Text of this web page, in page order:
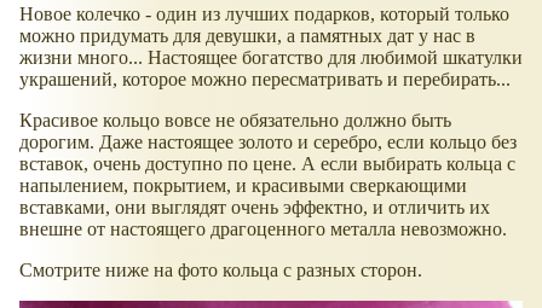
Новое колечко - один из лучших подарков, который только
можно придумать для девушки, а памятных дат у нас в
жизни много... Настоящее богатство для любимой шкатулки
украшений, которое можно пересматривать и перебирать...
Красивое кольцо вовсе не обязательно должно быть
дорогим. Даже настоящее золото и серебро, если кольцо без
вставок, очень доступно по цене. А если выбирать кольца с
напылением, покрытием, и красивыми сверкающими
вставками, они выглядят очень эффектно, и отличить их
внешне от настоящего драгоценного металла невозможно.
Смотрите ниже на фото кольца с разных сторон.